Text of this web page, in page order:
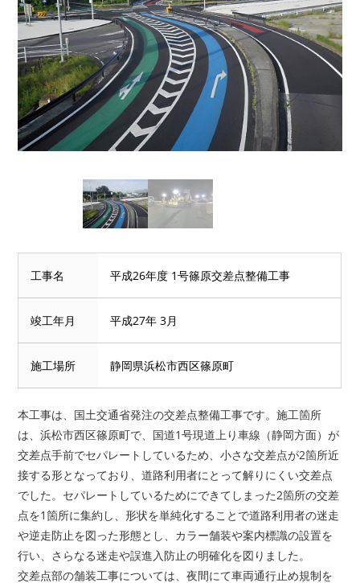
工事名 平成26年度 1号篠原交差点整備工事
竣工年月 平成27年 3月
施工場所 静岡県浜松市西区篠原町
本工事は、国土交通省発注の交差点整備工事です。施工箇所
は、浜松市西区篠原町で、国道1号現道上り車線（静岡方面）が
交差点手前でセパレートしているため、小さな交差点が2箇所近
接する形となっており、道路利用者にとって解りにくい交差点
でした。セパレートしているためにできてしまった2箇所の交差
点を1箇所に集約し、形状を単純化することで道路利用者の迷走
や逆走防止を図った形態とし、カラー舗装や案内標識の設置を
行い、さらなる迷走や誤進入防止の明確化を図りました。
交差点部の舗装工事については、夜間にて車両通行止め規制を